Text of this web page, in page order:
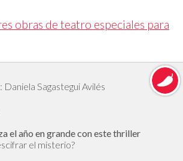
obras de teatro especiales para
Sagastegui Avilés
el año en grande con este thriller
el misterio?